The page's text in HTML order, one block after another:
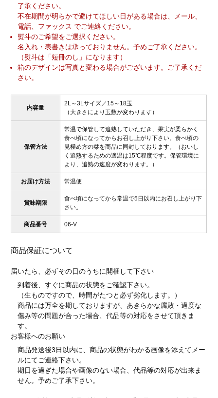
了承ください。
不在期間が明らかで避けてほしい日がある場合は、メール、
電話、ファックス でご連絡ください。
熨斗のご希望をご選択ください。
名入れ・表書きは承っておりません。予めご了承ください。
（熨斗は「短冊のし」になります）
箱のデザインは写真と変わる場合がございます。ご了承くだ
さい。
内容量
2L～3Lサイズ／15～18玉
（大きさにより玉数が変わります）
保管方法
常温で保管して追熟していただき、果実が柔らかく
食べ頃になってからお召し上がり下さい。食べ頃の
見極め方の栞を商品に同封しております。（おいし
く追熟するための適温は15℃程度です。保管環境に
より、追熟の速度が変わります。）
お届け方法 常温便
賞味期限
食べ頃になってから常温で5日以内にお召し上がり下
さい。
商品番号 06-V
商品保証について
届いたら、必ずその日のうちに開梱して下さい
到着後、すぐに商品の状態をご確認下さい。
（生ものですので、時間がたつと必ず劣化します。）
商品には万全を期しておりますが、あきらかな腐敗・過度な
傷み等の問題が合った場合、代品等の対応をさせて頂きま
す。
お客様へのお願い
商品発送後3日以内に、商品の状態がわかる画像を添えてメー
ルにてご連絡下さい。
期日を過ぎた場合や画像のない場合、代品等の対応が出来ま
せん。予めご了承下さい。